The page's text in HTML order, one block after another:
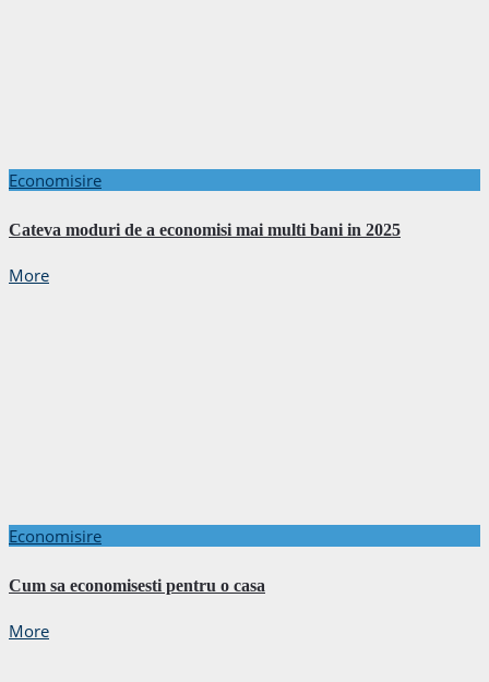
Economisire
Cateva moduri de a economisi mai multi bani in 2025
More
Economisire
Cum sa economisesti pentru o casa
More